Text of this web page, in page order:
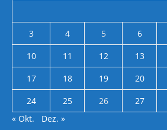
3
4 5 6
10
11 12 13
17
18 19 20
24
25 26 27
« Okt.
Dez. »